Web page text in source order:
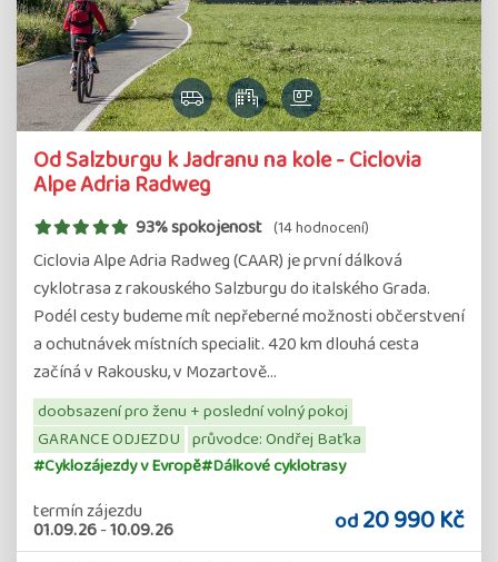
Od Salzburgu k Jadranu na kole - Ciclovia
Alpe Adria Radweg
93% spokojenost (14 hodnocení)
Ciclovia Alpe Adria Radweg (CAAR) je první dálková
cyklotrasa z rakouského Salzburgu do italského Grada.
Podél cesty budeme mít nepřeberné možnosti občerstvení
a ochutnávek místních specialit. 420 km dlouhá cesta
začíná v Rakousku, v Mozartově…
doobsazení pro ženu + poslední volný pokoj
GARANCE ODJEZDU průvodce: Ondřej Baťka
#Cyklozájezdy v Evropě#Dálkové cyklotrasy
termín zájezdu
01.09.26-10.09.26 od20 990 Kč